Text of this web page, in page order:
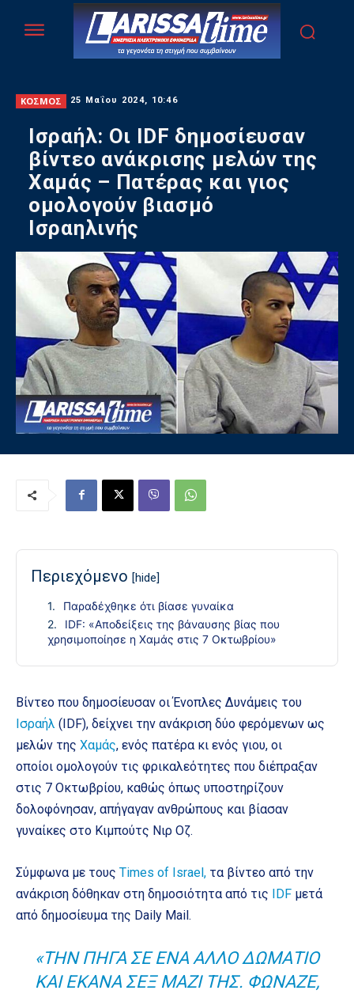
ΚΟΣΜΟΣ 25 Μαΐου 2024, 10:46
Ισραήλ: Οι IDF δημοσίευσαν
βίντεο ανάκρισης μελών της
Χαμάς – Πατέρας και γιος
ομολογούν βιασμό
Ισραηλινής
Περιεχόμενο [hide]
Παραδέχθηκε ότι βίασε γυναίκα
IDF: «Αποδείξεις της βάναυσης βίας που
χρησιμοποίησε η Χαμάς στις 7 Οκτωβρίου»
Βίντεο που δημοσίευσαν οι Ένοπλες Δυνάμεις του
Ισραήλ (IDF), δείχνει την ανάκριση δύο φερόμενων ως
μελών της Χαμάς, ενός πατέρα κι ενός γιου, οι
οποίοι ομολογούν τις φρικαλεότητες που διέπραξαν
στις 7 Οκτωβρίου, καθώς όπως υποστηρίζουν
δολοφόνησαν, απήγαγαν ανθρώπους και βίασαν
γυναίκες στο Κιμπούτς Νιρ Οζ.
Σύμφωνα με τους Times of Israel, τα βίντεο από την
ανάκριση δόθηκαν στη δημοσιότητα από τις IDF μετά
από δημοσίευμα της Daily Mail.
«ΤΗΝ ΠΉΓΑ ΣΕ ΈΝΑ ΆΛΛΟ ΔΩΜΆΤΙΟ
ΚΑΙ ΈΚΑΝΑ ΣΕΞ ΜΑΖΊ ΤΗΣ. ΦΏΝΑΖΕ,